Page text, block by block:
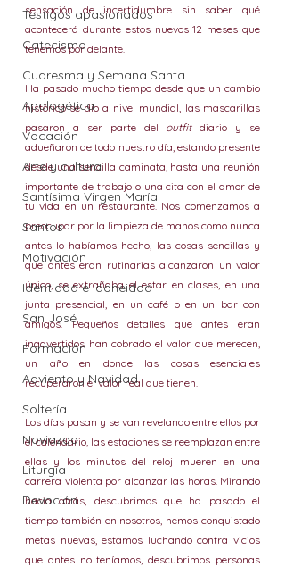
Testigos apasionados
Catecismo
Cuaresma y Semana Santa
Apologética
Vocación
Arte y cultura
Santísima Virgen María
Santos
Motivación
Identidad e idoneidad
San José
Formación
Adviento y Navidad
Soltería
Noviazgo
Liturgia
Devoción
sensación de incertidumbre sin saber qué
acontecerá durante estos nuevos 12 meses que
tenemos por delante.
Ha pasado mucho tiempo desde que un cambio
histórico se dio a nivel mundial, las mascarillas
pasaron a ser parte del outfit diario y se
adueñaron de todo nuestro día, estando presente
desde una sencilla caminata, hasta una reunión
importante de trabajo o una cita con el amor de
tu vida en un restaurante. Nos comenzamos a
preocupar por la limpieza de manos como nunca
antes lo habíamos hecho, las cosas sencillas y
que antes eran rutinarias alcanzaron un valor
único, se extrañaba el estar en clases, en una
junta presencial, en un café o en un bar con
amigos. Pequeños detalles que antes eran
inadvertidos han cobrado el valor que merecen,
un año en donde las cosas esenciales
recuperaron el valor real que tienen.
Los días pasan y se van revelando entre ellos por
el calendario, las estaciones se reemplazan entre
ellas y los minutos del reloj mueren en una
carrera violenta por alcanzar las horas. Mirando
hacia atrás, descubrimos que ha pasado el
tiempo también en nosotros, hemos conquistado
metas nuevas, estamos luchando contra vicios
que antes no teníamos, descubrimos personas